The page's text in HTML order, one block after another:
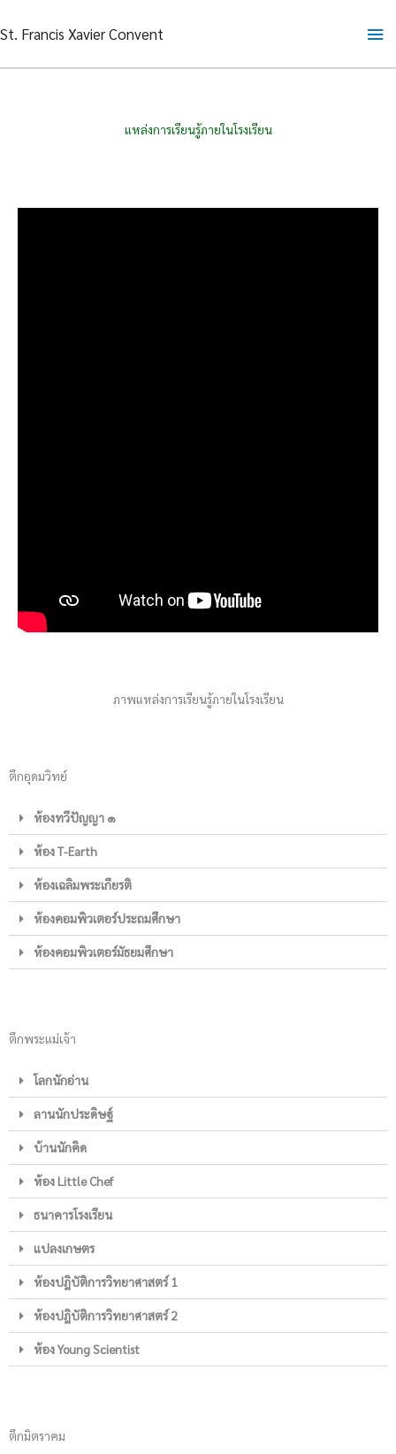
to
St. Francis Xavier Convent
แหล่งการเรียนรู้ภายในโรงเรียน
ภาพแหล่งการเรียนรู้ภายในโรงเรียน
ตึกอุดมวิทย์
ห้องทวีปัญญา ๑
ห้อง T-Earth
ห้องเฉลิมพระเกียรติ
ห้องคอมพิวเตอร์ประถมศึกษา
ห้องคอมพิวเตอร์มัธยมศึกษา
ตึกพระแม่เจ้า
โลกนักอ่าน
ลานนักประดิษฐ์
บ้านนักคิด
ห้อง Little Chef
ธนาคารโรงเรียน
แปลงเกษตร
ห้องปฎิบัติการวิทยาศาสตร์ 1
ห้องปฎิบัติการวิทยาศาสตร์ 2
ห้อง Young Scientist
ตึกมิตราคม